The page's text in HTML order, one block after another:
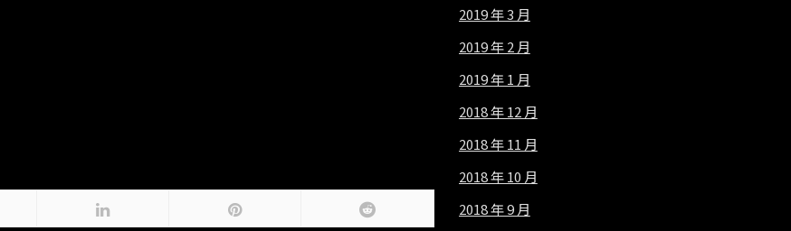
2019 年 3 月
2019 年 2 月
2019 年 1 月
2018 年 12 月
2018 年 11 月
2018 年 10 月
2018 年 9 月